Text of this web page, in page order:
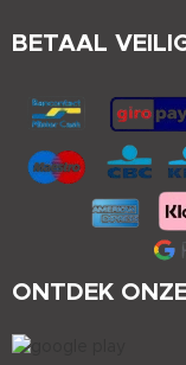
ONTDEK
BETAAL